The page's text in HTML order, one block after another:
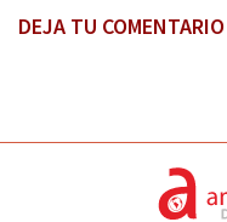
DEJA TU COMENTARIO